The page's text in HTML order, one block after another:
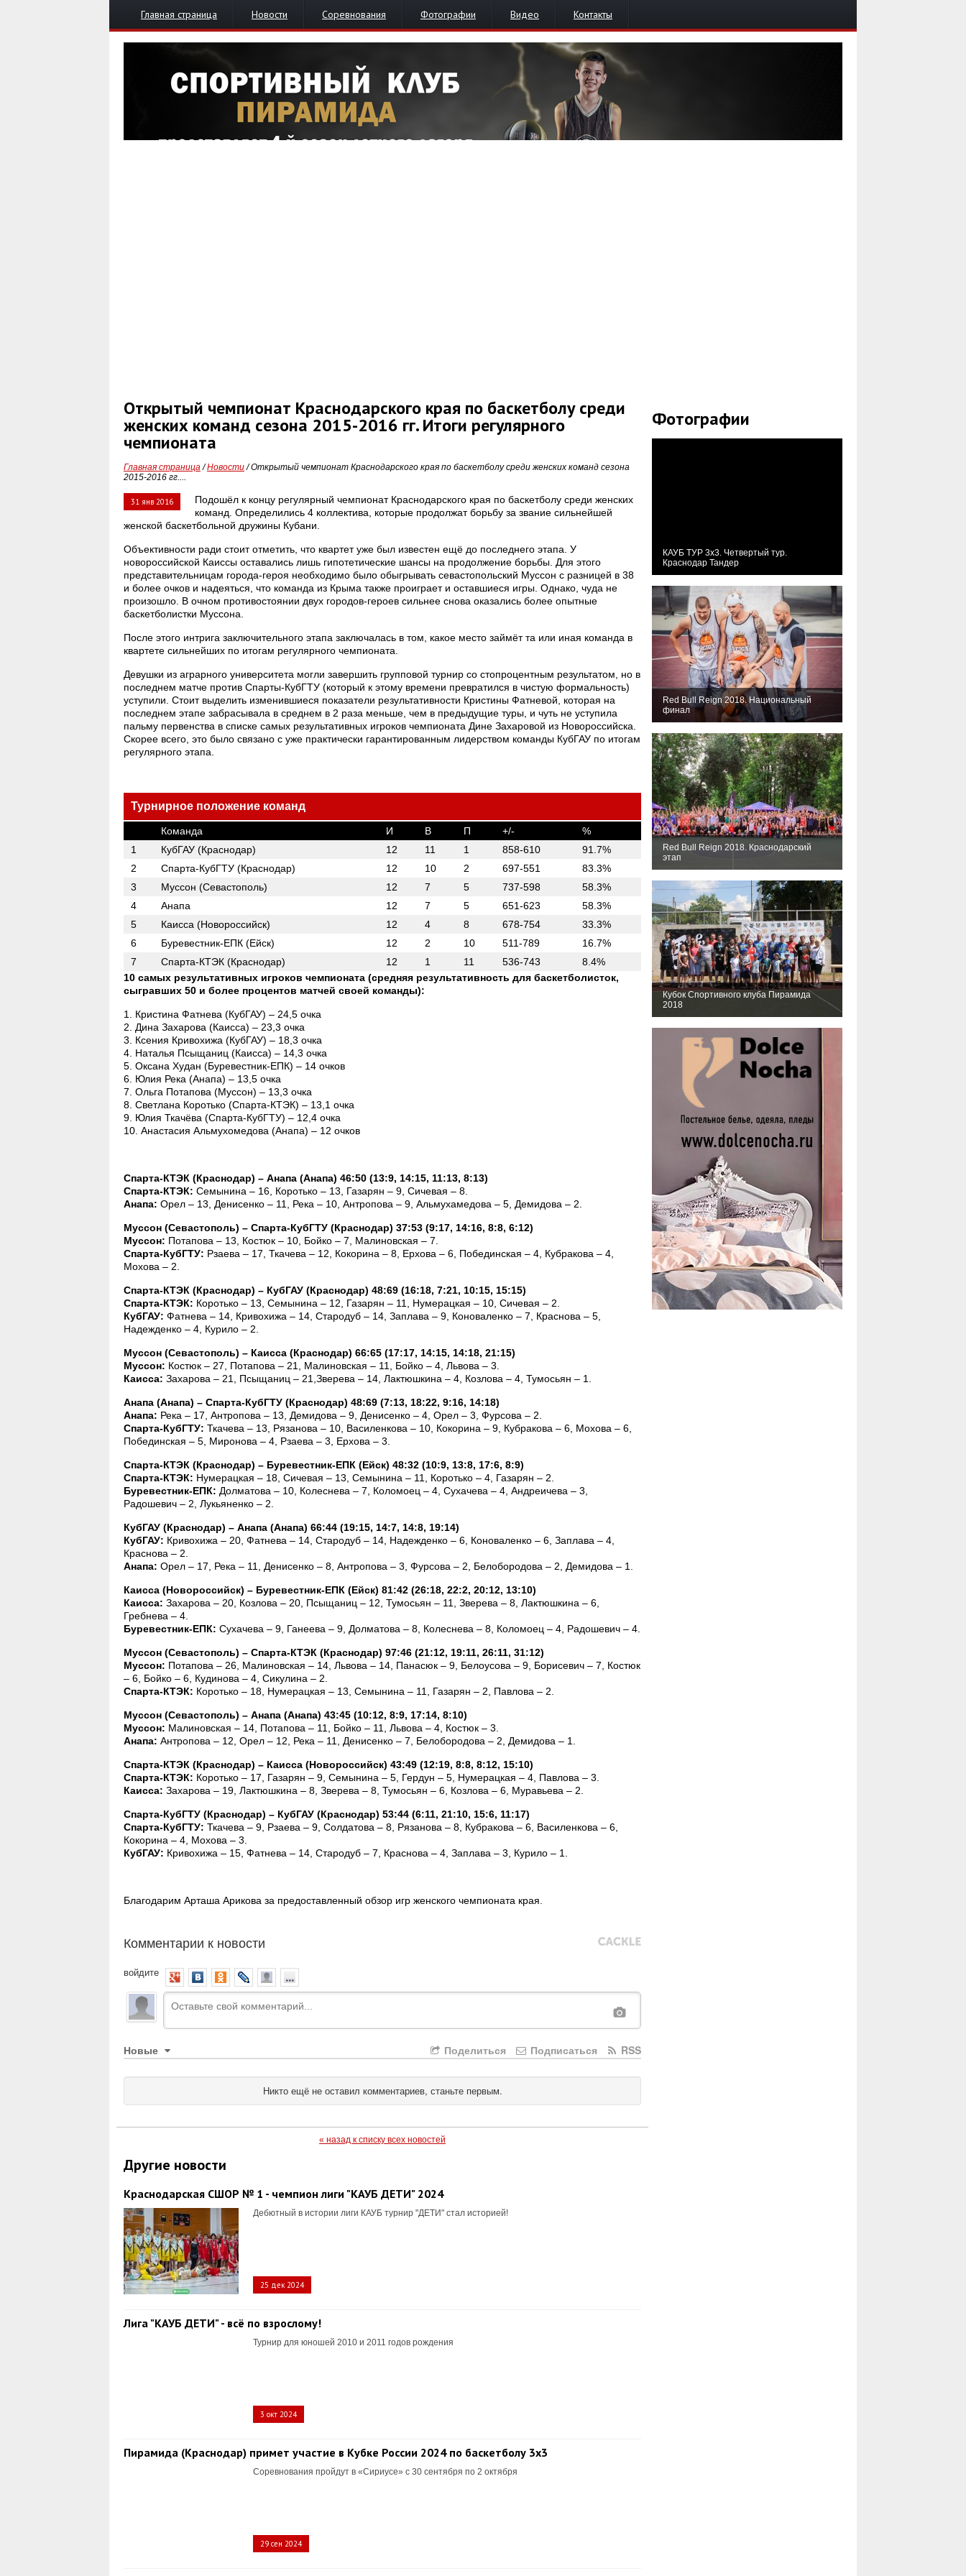
Главная страница Новости Соревнования Фотографии Видео Контакты
Открытый чемпионат Краснодарского края по баскетболу среди
женских команд сезона 2015-2016 гг. Итоги регулярного
чемпионата
Главная страница/Новости/ Открытый чемпионат Краснодарского края по баскетболу среди женских команд сезона
2015-2016 гг....
31 янв 2016
Подошёл к концу регулярный чемпионат Краснодарского края по баскетболу среди женских
команд. Определились 4 коллектива, которые продолжат борьбу за звание сильнейшей
женской баскетбольной дружины Кубани.
Объективности ради стоит отметить, что квартет уже был известен ещё до последнего этапа. У
новороссийской Каиссы оставались лишь гипотетические шансы на продолжение борьбы. Для этого
представительницам города-героя необходимо было обыгрывать севастопольский Муссон с разницей в 38
и более очков и надеяться, что команда из Крыма также проиграет и оставшиеся игры. Однако, чуда не
произошло. В очном противостоянии двух городов-героев сильнее снова оказались более опытные
баскетболистки Муссона.
После этого интрига заключительного этапа заключалась в том, какое место займёт та или иная команда в
квартете сильнейших по итогам регулярного чемпионата.
Девушки из аграрного университета могли завершить групповой турнир со стопроцентным результатом, но в
последнем матче против Спарты-КубГТУ (который к этому времени превратился в чистую формальность)
уступили. Стоит выделить изменившиеся показатели результативности Кристины Фатневой, которая на
последнем этапе забрасывала в среднем в 2 раза меньше, чем в предыдущие туры, и чуть не уступила
пальму первенства в списке самых результативных игроков чемпионата Дине Захаровой из Новороссийска.
Скорее всего, это было связано с уже практически гарантированным лидерством команды КубГАУ по итогам
регулярного этапа.
Турнирное положение команд
Команда И В П +/-
%
1
КубГАУ (Краснодар) 12 11 1 858-610
91.7%
2
Спарта-КубГТУ (Краснодар) 12 10 2 697-551
83.3%
3
Муссон (Севастополь) 12 7 5 737-598
58.3%
4
Анапа 12 7 5 651-623
58.3%
5
Каисса (Новороссийск) 12 4 8 678-754
33.3%
6
Буревестник-ЕПК (Ейск) 12 2 10 511-789
16.7%
7
Спарта-КТЭК (Краснодар) 12 1 11 536-743
8.4%
10 самых результативных игроков чемпионата (средняя результативность для баскетболисток,
сыгравших 50 и более процентов матчей своей команды):
1. Кристина Фатнева (КубГАУ) – 24,5 очка
2. Дина Захарова (Каисса) – 23,3 очка
3. Ксения Кривохижа (КубГАУ) – 18,3 очка
4. Наталья Псыщаниц (Каисса) – 14,3 очка
5. Оксана Худан (Буревестник-ЕПК) – 14 очков
6. Юлия Река (Анапа) – 13,5 очка
7. Ольга Потапова (Муссон) – 13,3 очка
8. Светлана Коротько (Спарта-КТЭК) – 13,1 очка
9. Юлия Ткачёва (Спарта-КубГТУ) – 12,4 очка
10. Анастасия Альмухомедова (Анапа) – 12 очков
Спарта-КТЭК (Краснодар) – Анапа (Анапа) 46:50 (13:9, 14:15, 11:13, 8:13)
Спарта-КТЭК: Семынина – 16, Коротько – 13, Газарян – 9, Сичевая – 8.
Анапа: Орел – 13, Денисенко – 11, Река – 10, Антропова – 9, Альмухамедова – 5, Демидова – 2.
Муссон (Севастополь) – Спарта-КубГТУ (Краснодар) 37:53 (9:17, 14:16, 8:8, 6:12)
Муссон: Потапова – 13, Костюк – 10, Бойко – 7, Малиновская – 7.
Спарта-КубГТУ: Рзаева – 17, Ткачева – 12, Кокорина – 8, Ерхова – 6, Побединская – 4, Кубракова – 4,
Мохова – 2.
Спарта-КТЭК (Краснодар) – КубГАУ (Краснодар) 48:69 (16:18, 7:21, 10:15, 15:15)
Спарта-КТЭК: Коротько – 13, Семынина – 12, Газарян – 11, Нумерацкая – 10, Сичевая – 2.
КубГАУ: Фатнева – 14, Кривохижа – 14, Стародуб – 14, Заплава – 9, Коноваленко – 7, Краснова – 5,
Надежденко – 4, Курило – 2.
Муссон (Севастополь) – Каисса (Краснодар) 66:65 (17:17, 14:15, 14:18, 21:15)
Муссон: Костюк – 27, Потапова – 21, Малиновская – 11, Бойко – 4, Львова – 3.
Каисса: Захарова – 21, Псыщаниц – 21,Зверева – 14, Лактюшкина – 4, Козлова – 4, Тумосьян – 1.
Анапа (Анапа) – Спарта-КубГТУ (Краснодар) 48:69 (7:13, 18:22, 9:16, 14:18)
Анапа: Река – 17, Антропова – 13, Демидова – 9, Денисенко – 4, Орел – 3, Фурсова – 2.
Спарта-КубГТУ: Ткачева – 13, Рязанова – 10, Василенкова – 10, Кокорина – 9, Кубракова – 6, Мохова – 6,
Побединская – 5, Миронова – 4, Рзаева – 3, Ерхова – 3.
Спарта-КТЭК (Краснодар) – Буревестник-ЕПК (Ейск) 48:32 (10:9, 13:8, 17:6, 8:9)
Спарта-КТЭК: Нумерацкая – 18, Сичевая – 13, Семынина – 11, Коротько – 4, Газарян – 2.
Буревестник-ЕПК: Долматова – 10, Колеснева – 7, Коломоец – 4, Сухачева – 4, Андреичева – 3,
Радошевич – 2, Лукьяненко – 2.
КубГАУ (Краснодар) – Анапа (Анапа) 66:44 (19:15, 14:7, 14:8, 19:14)
КубГАУ: Кривохижа – 20, Фатнева – 14, Стародуб – 14, Надежденко – 6, Коноваленко – 6, Заплава – 4,
Краснова – 2.
Анапа: Орел – 17, Река – 11, Денисенко – 8, Антропова – 3, Фурсова – 2, Белобородова – 2, Демидова – 1.
Каисса (Новороссийск) – Буревестник-ЕПК (Ейск) 81:42 (26:18, 22:2, 20:12, 13:10)
Каисса: Захарова – 20, Козлова – 20, Псыщаниц – 12, Тумосьян – 11, Зверева – 8, Лактюшкина – 6,
Гребнева – 4.
Буревестник-ЕПК: Сухачева – 9, Ганеева – 9, Долматова – 8, Колеснева – 8, Коломоец – 4, Радошевич – 4.
Муссон (Севастополь) – Спарта-КТЭК (Краснодар) 97:46 (21:12, 19:11, 26:11, 31:12)
Муссон: Потапова – 26, Малиновская – 14, Львова – 14, Панасюк – 9, Белоусова – 9, Борисевич – 7, Костюк
– 6, Бойко – 6, Кудинова – 4, Сикулина – 2.
Спарта-КТЭК: Коротько – 18, Нумерацкая – 13, Семынина – 11, Газарян – 2, Павлова – 2.
Муссон (Севастополь) – Анапа (Анапа) 43:45 (10:12, 8:9, 17:14, 8:10)
Муссон: Малиновская – 14, Потапова – 11, Бойко – 11, Львова – 4, Костюк – 3.
Анапа: Антропова – 12, Орел – 12, Река – 11, Денисенко – 7, Белобородова – 2, Демидова – 1.
Спарта-КТЭК (Краснодар) – Каисса (Новороссийск) 43:49 (12:19, 8:8, 8:12, 15:10)
Спарта-КТЭК: Коротько – 17, Газарян – 9, Семынина – 5, Гердун – 5, Нумерацкая – 4, Павлова – 3.
Каисса: Захарова – 19, Лактюшкина – 8, Зверева – 8, Тумосьян – 6, Козлова – 6, Муравьева – 2.
Спарта-КубГТУ (Краснодар) – КубГАУ (Краснодар) 53:44 (6:11, 21:10, 15:6, 11:17)
Спарта-КубГТУ: Ткачева – 9, Рзаева – 9, Солдатова – 8, Рязанова – 8, Кубракова – 6, Василенкова – 6,
Кокорина – 4, Мохова – 3.
КубГАУ: Кривохижа – 15, Фатнева – 14, Стародуб – 7, Краснова – 4, Заплава – 3, Курило – 1.
Благодарим Арташа Арикова за предоставленный обзор игр женского чемпионата края.
Комментарии к новости
войдите
Новые RSS
Подписаться
Поделиться
Никто ещё не оставил комментариев, станьте первым.
« назад к списку всех новостей
Другие новости
Краснодарская СШОР № 1 - чемпион лиги "КАУБ ДЕТИ" 2024
Дебютный в истории лиги КАУБ турнир "ДЕТИ" стал историей!
25 дек 2024
Лига "КАУБ ДЕТИ" - всё по взрослому!
Турнир для юношей 2010 и 2011 годов рождения
3 окт 2024
Пирамида (Краснодар) примет участие в Кубке России 2024 по баскетболу 3х3
Соревнования пройдут в «Сириусе» с 30 сентября по 2 октября
29 сен 2024
Фотографии
КАУБ ТУР 3х3. Четвертый тур.
Краснодар Тандер
Red Bull Reign 2018. Национальный
финал
Red Bull Reign 2018. Краснодарский
этап
Кубок Спортивного клуба Пирамида
2018